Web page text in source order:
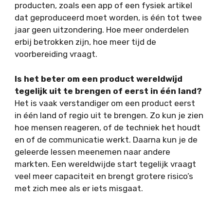
producten, zoals een app of een fysiek artikel
dat geproduceerd moet worden, is één tot twee
jaar geen uitzondering. Hoe meer onderdelen
erbij betrokken zijn, hoe meer tijd de
voorbereiding vraagt.
Is het beter om een product wereldwijd
tegelijk uit te brengen of eerst in één land?
Het is vaak verstandiger om een product eerst
in één land of regio uit te brengen. Zo kun je zien
hoe mensen reageren, of de techniek het houdt
en of de communicatie werkt. Daarna kun je de
geleerde lessen meenemen naar andere
markten. Een wereldwijde start tegelijk vraagt
veel meer capaciteit en brengt grotere risico’s
met zich mee als er iets misgaat.